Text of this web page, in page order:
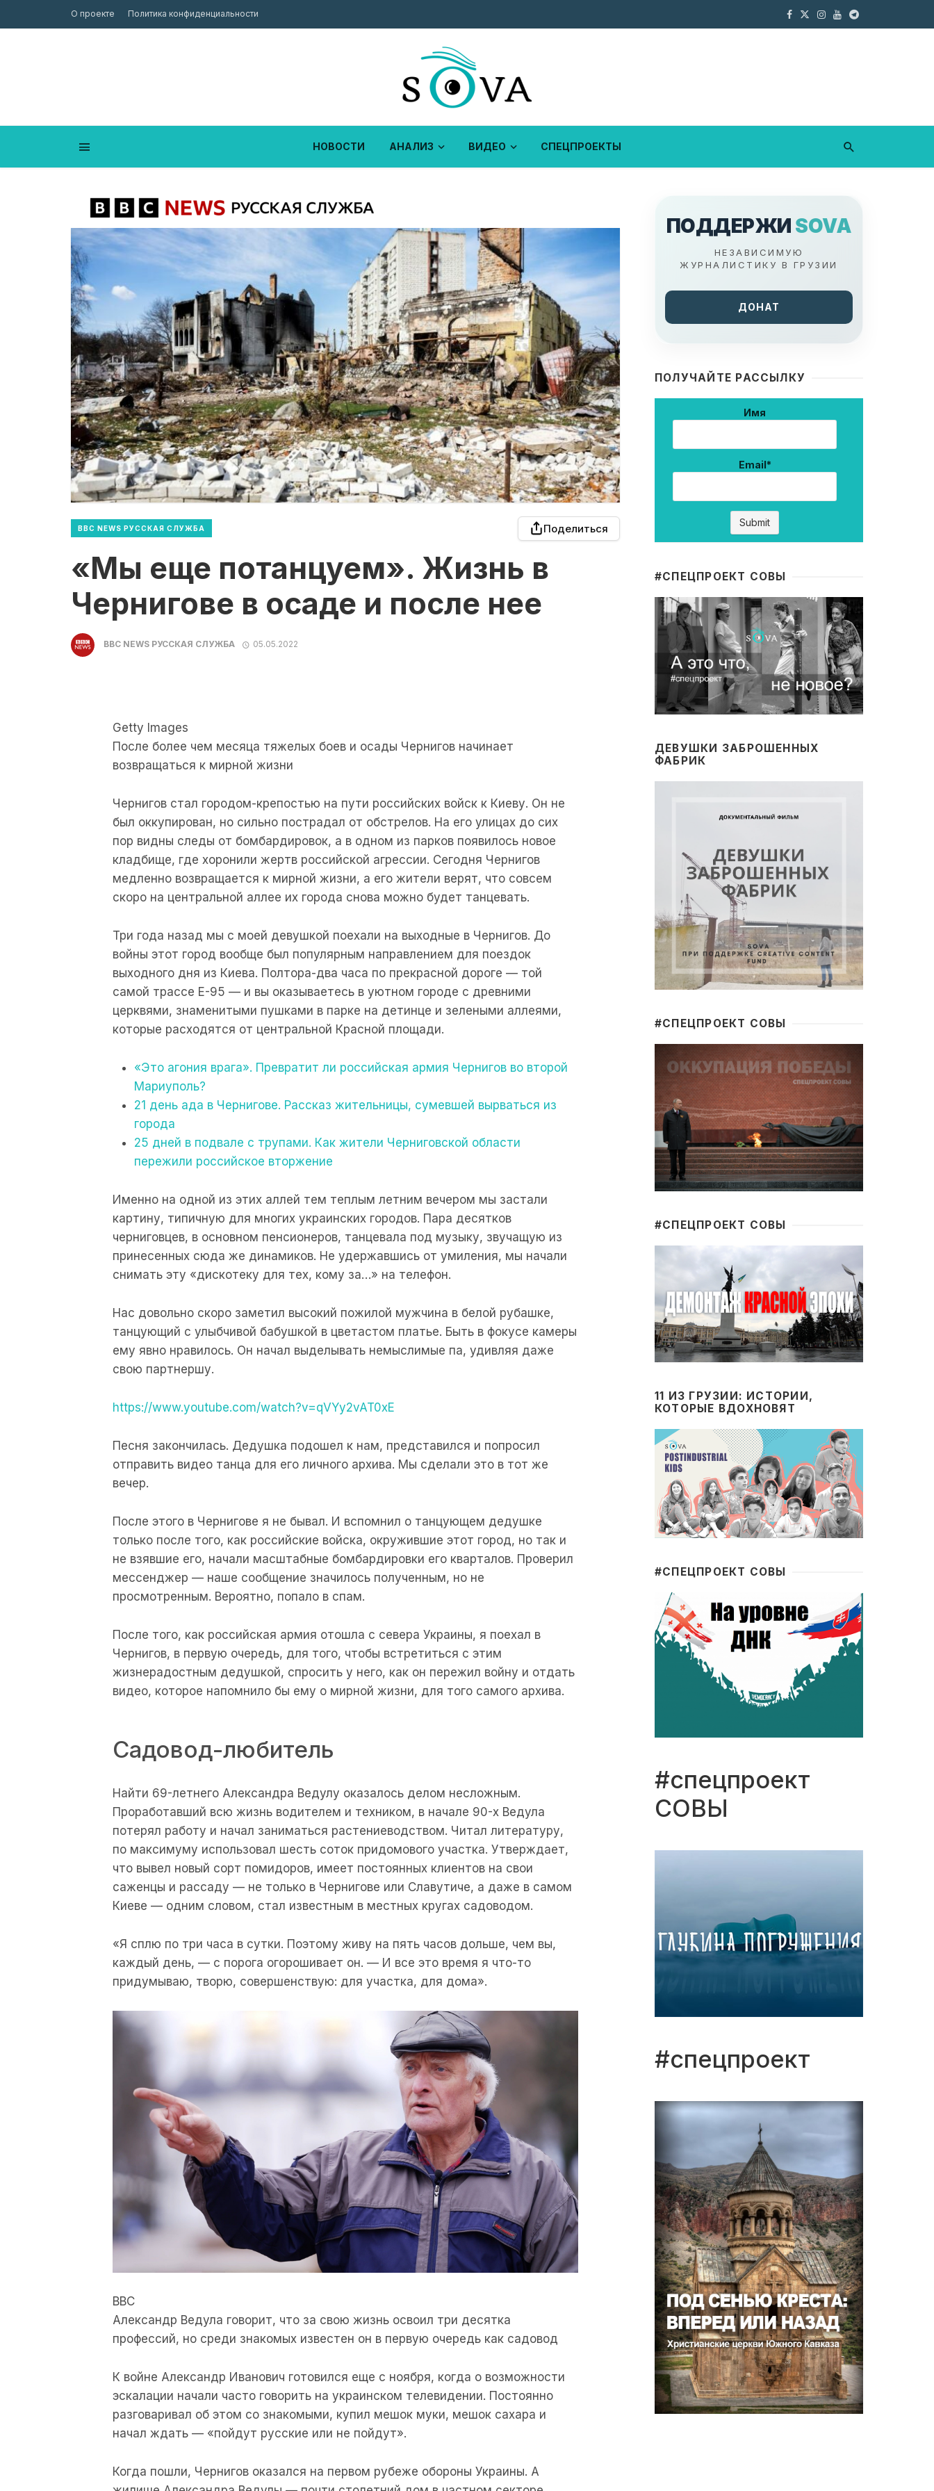
О проекте Политика конфиденциальности
НОВОСТИ АНАЛИЗ ВИДЕО СПЕЦПРОЕКТЫ
BBC NEWS РУССКАЯ СЛУЖБА Поделиться
«Мы еще потанцуем». Жизнь в
Чернигове в осаде и после нее
BBC NEWS РУССКАЯ СЛУЖБА 05.05.2022
Getty Images
После более чем месяца тяжелых боев и осады Чернигов начинает
возвращаться к мирной жизни
Чернигов стал городом-крепостью на пути российских войск к Киеву. Он не
был оккупирован, но сильно пострадал от обстрелов. На его улицах до сих
пор видны следы от бомбардировок, а в одном из парков появилось новое
кладбище, где хоронили жертв российской агрессии. Сегодня Чернигов
медленно возвращается к мирной жизни, а его жители верят, что совсем
скоро на центральной аллее их города снова можно будет танцевать.
Три года назад мы с моей девушкой поехали на выходные в Чернигов. До
войны этот город вообще был популярным направлением для поездок
выходного дня из Киева. Полтора-два часа по прекрасной дороге — той
самой трассе Е-95 — и вы оказываетесь в уютном городе с древними
церквями, знаменитыми пушками в парке на детинце и зелеными аллеями,
которые расходятся от центральной Красной площади.
«Это агония врага». Превратит ли российская армия Чернигов во второй
Мариуполь?
21 день ада в Чернигове. Рассказ жительницы, сумевшей вырваться из
города
25 дней в подвале с трупами. Как жители Черниговской области
пережили российское вторжение
Именно на одной из этих аллей тем теплым летним вечером мы застали
картину, типичную для многих украинских городов. Пара десятков
черниговцев, в основном пенсионеров, танцевала под музыку, звучащую из
принесенных сюда же динамиков. Не удержавшись от умиления, мы начали
снимать эту «дискотеку для тех, кому за…» на телефон.
Нас довольно скоро заметил высокий пожилой мужчина в белой рубашке,
танцующий с улыбчивой бабушкой в цветастом платье. Быть в фокусе камеры
ему явно нравилось. Он начал выделывать немыслимые па, удивляя даже
свою партнершу.
https://www.youtube.com/watch?v=qVYy2vAT0xE
Песня закончилась. Дедушка подошел к нам, представился и попросил
отправить видео танца для его личного архива. Мы сделали это в тот же
вечер.
После этого в Чернигове я не бывал. И вспомнил о танцующем дедушке
только после того, как российские войска, окружившие этот город, но так и
не взявшие его, начали масштабные бомбардировки его кварталов. Проверил
мессенджер — наше сообщение значилось полученным, но не
просмотренным. Вероятно, попало в спам.
После того, как российская армия отошла с севера Украины, я поехал в
Чернигов, в первую очередь, для того, чтобы встретиться с этим
жизнерадостным дедушкой, спросить у него, как он пережил войну и отдать
видео, которое напомнило бы ему о мирной жизни, для того самого архива.
Садовод-любитель
Найти 69-летнего Александра Ведулу оказалось делом несложным.
Проработавший всю жизнь водителем и техником, в начале 90-х Ведула
потерял работу и начал заниматься растениеводством. Читал литературу,
по максимуму использовал шесть соток придомового участка. Утверждает,
что вывел новый сорт помидоров, имеет постоянных клиентов на свои
саженцы и рассаду — не только в Чернигове или Славутиче, а даже в самом
Киеве — одним словом, стал известным в местных кругах садоводом.
«Я сплю по три часа в сутки. Поэтому живу на пять часов дольше, чем вы,
каждый день, — с порога огорошивает он. — И все это время я что-то
придумываю, творю, совершенствую: для участка, для дома».
BBC
Александр Ведула говорит, что за свою жизнь освоил три десятка
профессий, но среди знакомых известен он в первую очередь как садовод
К войне Александр Иванович готовился еще с ноября, когда о возможности
эскалации начали часто говорить на украинском телевидении. Постоянно
разговаривал об этом со знакомыми, купил мешок муки, мешок сахара и
начал ждать — «пойдут русские или не пойдут».
Когда пошли, Чернигов оказался на первом рубеже обороны Украины. А
ПОДДЕРЖИ SOVA
НЕЗАВИСИМУЮ
ЖУРНАЛИСТИКУ В ГРУЗИИ
ДОНАТ
ПОЛУЧАЙТЕ РАССЫЛКУ
Имя
Email*
#CПЕЦПРОЕКТ СОВЫ
ДЕВУШКИ ЗАБРОШЕННЫХ
ФАБРИК
#CПЕЦПРОЕКТ СОВЫ
#CПЕЦПРОЕКТ СОВЫ
11 ИЗ ГРУЗИИ: ИСТОРИИ,
КОТОРЫЕ ВДОХНОВЯТ
#CПЕЦПРОЕКТ СОВЫ
#спецпроект
СОВЫ
#спецпроект